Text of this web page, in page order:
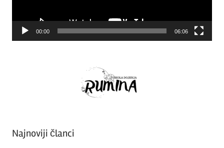
00:00 06:06
Najnoviji članci